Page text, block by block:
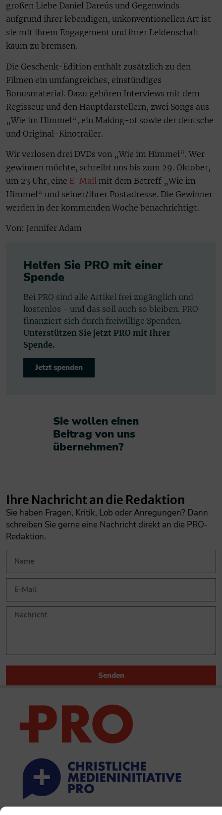
großen Liebe Daniel Dareús und Gegenwinds
aufgrund ihrer lebendigen, unkonventionellen Art ist
sie mit ihrem Engagement und ihrer Leidenschaft
kaum zu bremsen.
Die Geschenk-Edition enthält zusätzlich zu den
Filmen ein umfangreiches, einstündiges
Bonusmaterial. Dazu gehören Interviews mit dem
Regisseur und den Hauptdarstellern, zwei Songs aus
„Wie im Himmel“, ein Making-of sowie der deutsche
und Original-Kinotrailer.
Wir verlosen drei DVDs von „Wie im Himmel“. Wer
gewinnen möchte, schreibt uns bis zum 29. Oktober,
um 23 Uhr, eine E-Mail mit dem Betreff „Wie im
Himmel“ und seiner/ihrer Postadresse. Die Gewinner
werden in der kommenden Woche benachrichtigt.
Von: Jennifer Adam
Helfen Sie PRO mit einer
Spende
Bei PRO sind alle Artikel frei zugänglich und
kostenlos - und das soll auch so bleiben. PRO
finanziert sich durch freiwillige Spenden.
Unterstützen Sie jetzt PRO mit Ihrer
Spende.
Jetzt spenden
Sie wollen einen
Beitrag von uns
übernehmen?​
Ihre Nachricht an die Redaktion
Sie haben Fragen, Kritik, Lob oder Anregungen? Dann
schreiben Sie gerne eine Nachricht direkt an die PRO-
Redaktion.
Senden